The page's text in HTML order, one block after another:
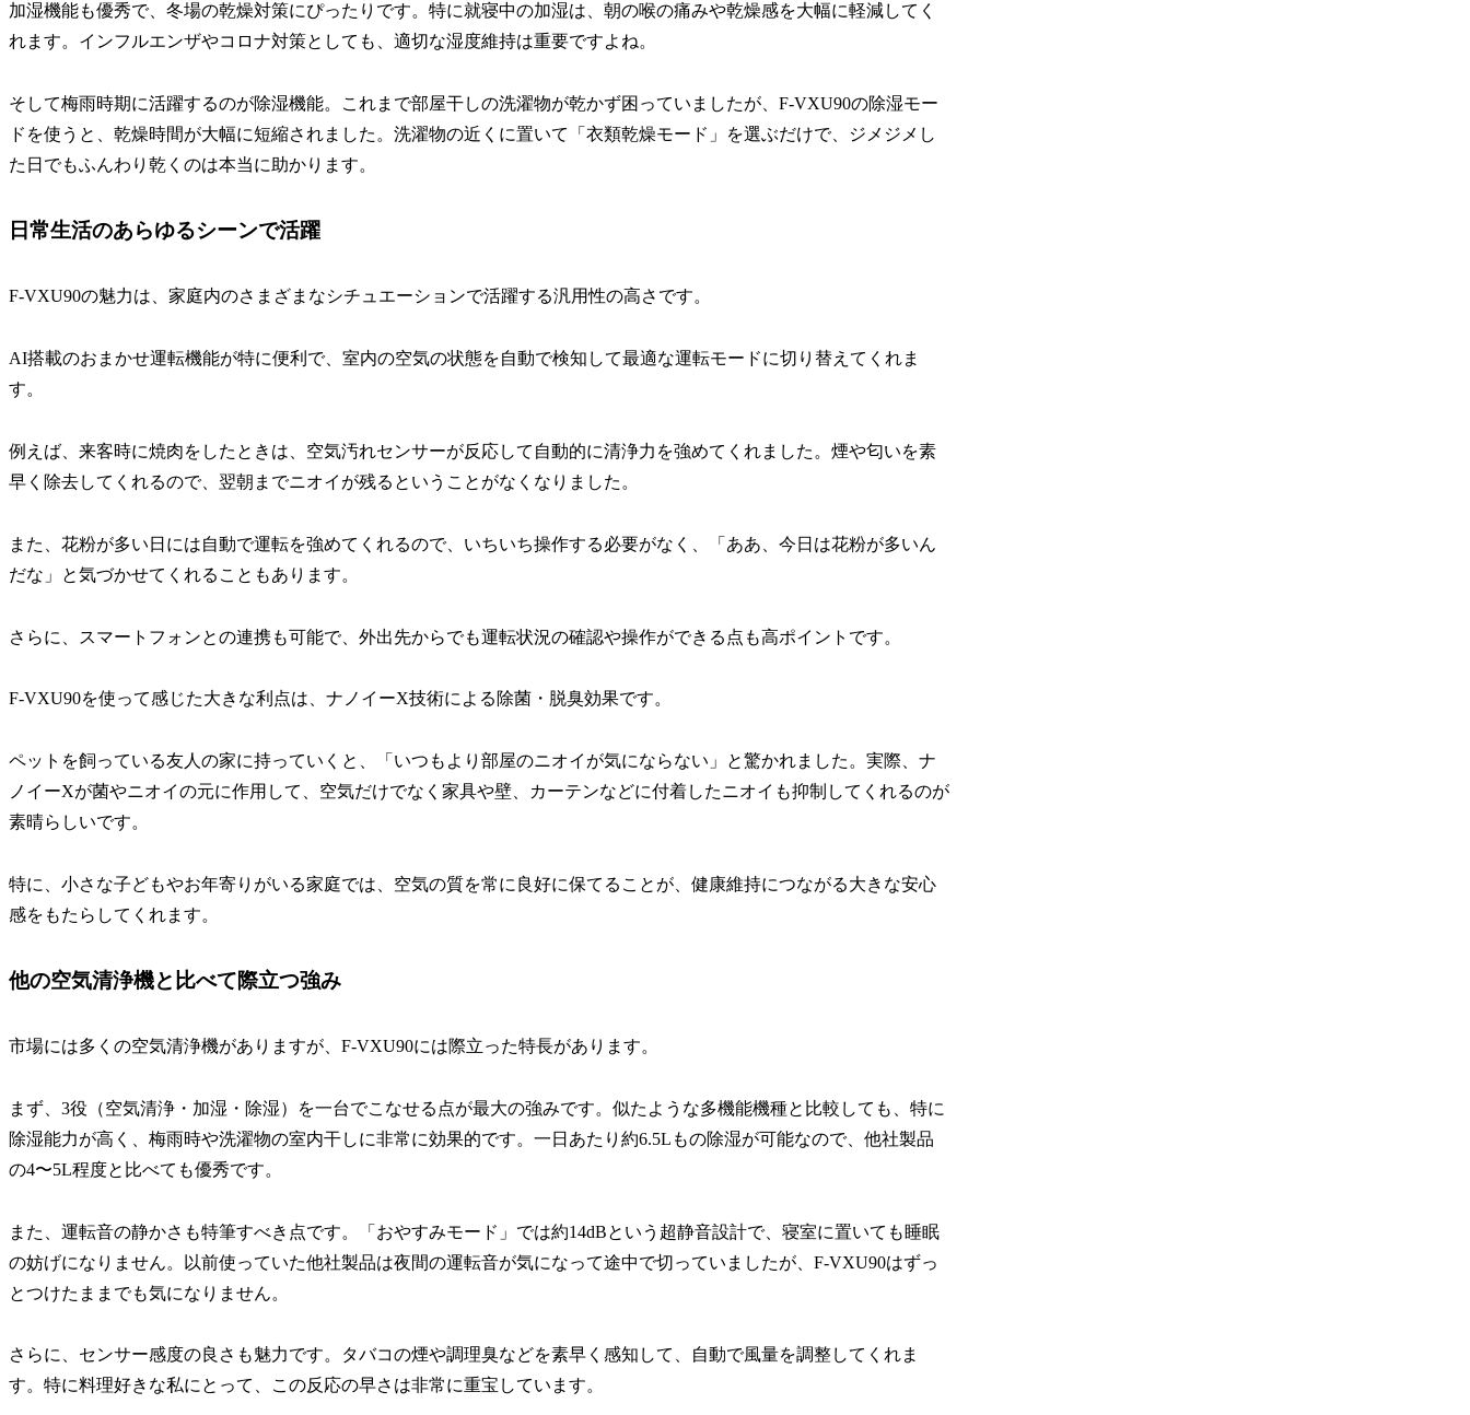
加湿機能も優秀で、冬場の乾燥対策にぴったりです。特に就寝中の加湿は、朝の喉の痛みや乾燥感を大幅に軽減してく
れます。インフルエンザやコロナ対策としても、適切な湿度維持は重要ですよね。
そして梅雨時期に活躍するのが除湿機能。これまで部屋干しの洗濯物が乾かず困っていましたが、F-VXU90の除湿モー
ドを使うと、乾燥時間が大幅に短縮されました。洗濯物の近くに置いて「衣類乾燥モード」を選ぶだけで、ジメジメし
た日でもふんわり乾くのは本当に助かります。
日常生活のあらゆるシーンで活躍
F-VXU90の魅力は、家庭内のさまざまなシチュエーションで活躍する汎用性の高さです。
AI搭載のおまかせ運転機能が特に便利で、室内の空気の状態を自動で検知して最適な運転モードに切り替えてくれま
す。
例えば、来客時に焼肉をしたときは、空気汚れセンサーが反応して自動的に清浄力を強めてくれました。煙や匂いを素
早く除去してくれるので、翌朝までニオイが残るということがなくなりました。
また、花粉が多い日には自動で運転を強めてくれるので、いちいち操作する必要がなく、「ああ、今日は花粉が多いん
だな」と気づかせてくれることもあります。
さらに、スマートフォンとの連携も可能で、外出先からでも運転状況の確認や操作ができる点も高ポイントです。
F-VXU90を使って感じた大きな利点は、ナノイーX技術による除菌・脱臭効果です。
ペットを飼っている友人の家に持っていくと、「いつもより部屋のニオイが気にならない」と驚かれました。実際、ナ
ノイーXが菌やニオイの元に作用して、空気だけでなく家具や壁、カーテンなどに付着したニオイも抑制してくれるのが
素晴らしいです。
特に、小さな子どもやお年寄りがいる家庭では、空気の質を常に良好に保てることが、健康維持につながる大きな安心
感をもたらしてくれます。
他の空気清浄機と比べて際立つ強み
市場には多くの空気清浄機がありますが、F-VXU90には際立った特長があります。
まず、3役（空気清浄・加湿・除湿）を一台でこなせる点が最大の強みです。似たような多機能機種と比較しても、特に
除湿能力が高く、梅雨時や洗濯物の室内干しに非常に効果的です。一日あたり約6.5Lもの除湿が可能なので、他社製品
の4〜5L程度と比べても優秀です。
また、運転音の静かさも特筆すべき点です。「おやすみモード」では約14dBという超静音設計で、寝室に置いても睡眠
の妨げになりません。以前使っていた他社製品は夜間の運転音が気になって途中で切っていましたが、F-VXU90はずっ
とつけたままでも気になりません。
さらに、センサー感度の良さも魅力です。タバコの煙や調理臭などを素早く感知して、自動で風量を調整してくれま
す。特に料理好きな私にとって、この反応の早さは非常に重宝しています。